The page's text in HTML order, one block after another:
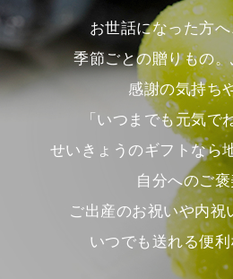
お世話になった方
季節ごとの贈りもの
感謝の気持ち
「いつまでも元気
せいきょうのギフトなら
自分へのご
ご出産のお祝いや内
いつでも送れる便